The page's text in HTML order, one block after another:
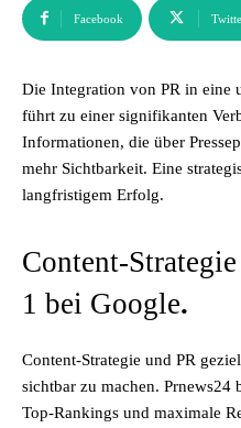
Facebook
Die Integration von PR in eine
führt zu einer signifikanten
Informationen, die über
mehr Sichtbarkeit. Eine
langfristigem Erfolg.
Content-
1 bei Google.
Content-Strategie und PR
sichtbar zu machen.
Top-Rankings und maximale